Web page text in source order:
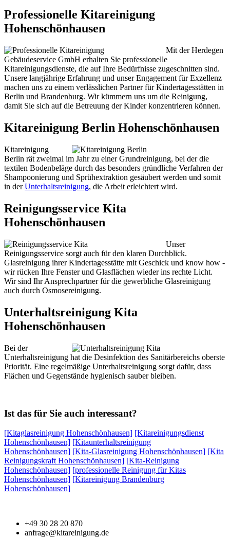
Professionelle Kitareinigung
Hohenschönhausen
Mit der Herdegen
Gebäudeservice GmbH erhalten Sie professionelle
Kitareinigungsdienste, die auf Ihre Bedürfnisse zugeschnitten sind.
Unsere langjährige Erfahrung und unser Engagement für Exzellenz
machen uns zu einem verlässlichen Partner für Kindertagesstätten in
Berlin und Brandenburg. Wir kümmern uns um die Reinigung,
damit Sie sich auf die Betreuung der Kinder konzentrieren können.
Kitareinigung Berlin Hohenschönhausen
Kitareinigung
Berlin rät zweimal im Jahr zu einer Grundreinigung, bei der die
textilen Bodenbeläge durch das besonders gründliche Verfahren der
Shampoonierung und Sprühextraktion gesäubert werden und somit
in derUnterhaltsreinigung, die Arbeit erleichtert wird.
Reinigungsservice Kita
Hohenschönhausen
Unser
Reinigungsservice sorgt auch für den klaren Durchblick.
Glasreinigung ihrer Kindertagesstätte mit Geschick und know how -
wir rücken Ihre Fenster und Glasflächen wieder ins rechte Licht.
Wir sind Ihr Ansprechpartner für die gewerbliche Glasreinigung
auch durch Osmosereinigung.
Unterhaltsreinigung Kita
Hohenschönhausen
Bei der
Unterhaltsreinigung hat die Desinfektion des Sanitärbereichs oberste
Priorität. Eine regelmäßige Unterhaltsreinigung sorgt dafür, dass
Flächen und Gegenstände hygienisch sauber bleiben.
Ist das für Sie auch interessant?
[Kitaglasreinigung Hohenschönhausen] [Kitareinigungsdienst
Hohenschönhausen] [Kitaunterhaltsreinigung
Hohenschönhausen] [Kita-Glasreinigung Hohenschönhausen] [Kita
Reinigungskraft Hohenschönhausen] [Kita-Reinigung
Hohenschönhausen] [professionelle Reinigung für Kitas
Hohenschönhausen] [Kitareinigung Brandenburg
Hohenschönhausen]
+49 30 28 20 870
anfrage@kitareinigung.de